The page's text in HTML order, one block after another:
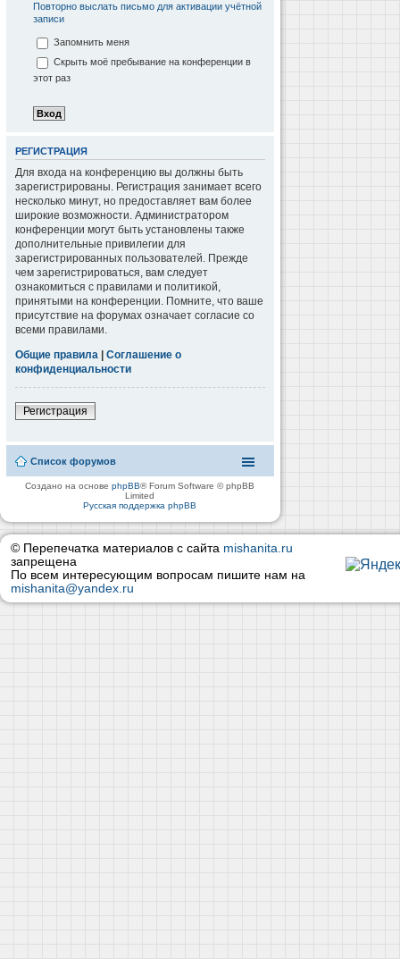
Повторно выслать письмо для активации учётной
записи
Запомнить меня
Скрыть моё пребывание на конференции в
этот раз
РЕГИСТРАЦИЯ
Для входа на конференцию вы должны быть
зарегистрированы. Регистрация занимает всего
несколько минут, но предоставляет вам более
широкие возможности. Администратором
конференции могут быть установлены также
дополнительные привилегии для
зарегистрированных пользователей. Прежде
чем зарегистрироваться, вам следует
ознакомиться с правилами и политикой,
принятыми на конференции. Помните, что ваше
присутствие на форумах означает согласие со
всеми правилами.
Общие правила | Соглашение о
конфиденциальности
Регистрация
Список форумов
Создано на основеphpBB® Forum Software © phpBB
Limited
Русская поддержка phpBB
© Перепечатка материалов с сайта mishanita.ru
запрещена
По всем интересующим вопросам пишите нам на
mishanita@yandex.ru